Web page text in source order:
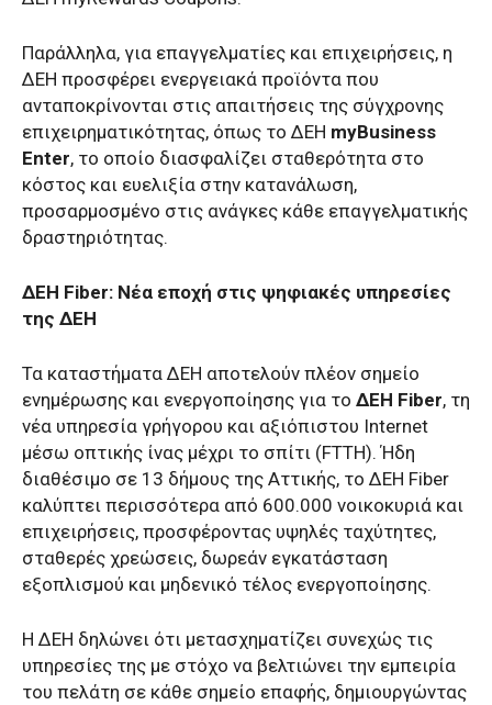
Παράλληλα, για επαγγελματίες και επιχειρήσεις, η
ΔΕΗ προσφέρει ενεργειακά προϊόντα που
ανταποκρίνονται στις απαιτήσεις της σύγχρονης
επιχειρηματικότητας, όπως το ΔΕΗ myBusiness
Enter, το οποίο διασφαλίζει σταθερότητα στο
κόστος και ευελιξία στην κατανάλωση,
προσαρμοσμένο στις ανάγκες κάθε επαγγελματικής
δραστηριότητας.
ΔΕΗ Fiber: Nέα εποχή στις ψηφιακές υπηρεσίες
της ΔΕΗ
Τα καταστήματα ΔΕΗ αποτελούν πλέον σημείο
ενημέρωσης και ενεργοποίησης για το ΔΕΗ Fiber, τη
νέα υπηρεσία γρήγορου και αξιόπιστου Internet
μέσω οπτικής ίνας μέχρι το σπίτι (FTTH). Ήδη
διαθέσιμο σε 13 δήμους της Αττικής, το ΔΕΗ Fiber
καλύπτει περισσότερα από 600.000 νοικοκυριά και
επιχειρήσεις, προσφέροντας υψηλές ταχύτητες,
σταθερές χρεώσεις, δωρεάν εγκατάσταση
εξοπλισμού και μηδενικό τέλος ενεργοποίησης.
Η ΔΕΗ δηλώνει ότι μετασχηματίζει συνεχώς τις
υπηρεσίες της με στόχο να βελτιώνει την εμπειρία
του πελάτη σε κάθε σημείο επαφής, δημιουργώντας